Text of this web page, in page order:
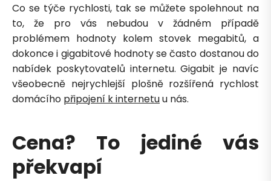
Co se týče rychlosti, tak se můžete spolehnout na
to, že pro vás nebudou v žádném případě
problémem hodnoty kolem stovek megabitů, a
dokonce i gigabitové hodnoty se často dostanou do
nabídek poskytovatelů internetu. Gigabit je navíc
všeobecně nejrychlejší plošně rozšířená rychlost
domácího připojení k internetuu nás.
Cena? To jediné vás
překvapí
PN Petra je online
Zavolá do 2 minut · Po–Pá 8–18
Zavolejte mi zpět